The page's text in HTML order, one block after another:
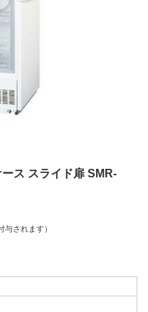
ス スライド扉 SMR-
与されます）